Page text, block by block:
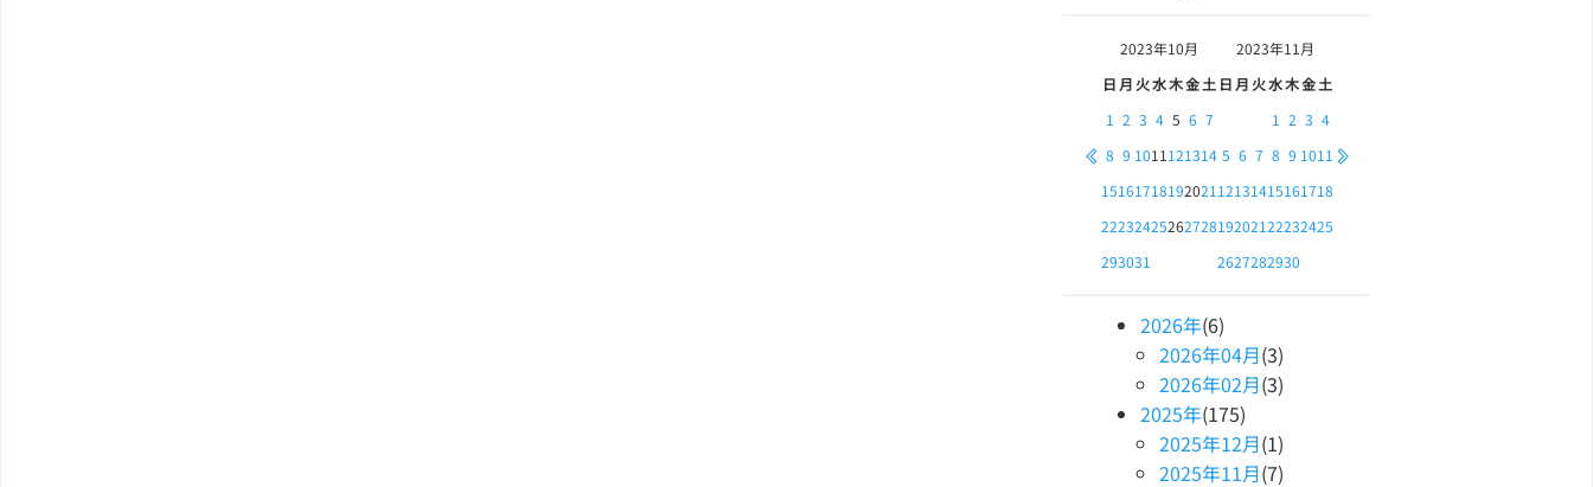
2023年10月
日 月 火水木金土
1 2 3 4 5 6 7
8 9 1011 121314
15161718192021
22232425262728
293031
2023年11月
日 月 火水木金土
1 2 3 4
5 6 7 8 9 1011
12131415161718
19202122232425
2627282930
2026年(6)
2026年04月(3)
2026年02月(3)
2025年(175)
2025年12月(1)
2025年11月(7)